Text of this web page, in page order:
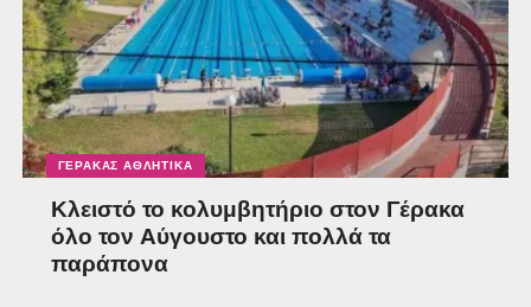
ΓΈΡΑΚΑΣ ΑΘΛΗΤΙΚΆ
Κλειστό το κολυμβητήριο στον Γέρακα
όλο τον Αύγουστο και πολλά τα
παράπονα